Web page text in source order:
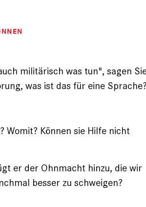
militärisch was tun", sagen
was ist das für eine Sprache?
Womit? Können sie Hilfe nicht
er der Ohnmacht hinzu, die wir
besser zu schweigen?